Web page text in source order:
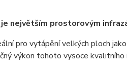
největším prostorovým
pro vytápění velkých ploch
výkon tohoto vysoce